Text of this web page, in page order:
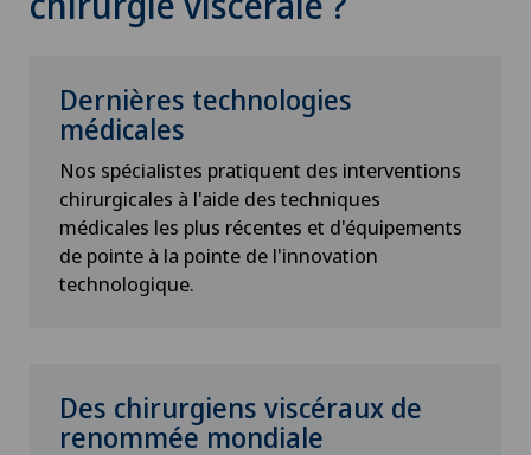
Dernières technologies
médicales
Nos spécialistes pratiquent des interventions
chirurgicales à l'aide des techniques
médicales les plus récentes et d'équipements
de pointe à la pointe de l'innovation
technologique.
Des chirurgiens viscéraux de
renommée mondiale